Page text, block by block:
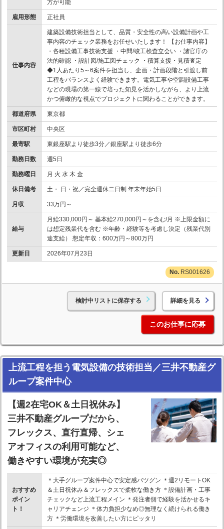
方が可能
雇用形態 正社員
仕事内容
建築設備技術担当として、品質・安全性の高い設備計画や工
事内容のチェック業務をお任せいたします！ 【お仕事内容】
・各種設備工事技術支援 ・中間/竣工検査立会い ・諸官庁の
法的確認 ・設計図/施工図チェック ・積算支援・見積査定
◆1人あたり5～6案件を担当し、企画・計画段階と引渡し前
工程をバランスよく経験できます。電気工事や空調設備工事
などの現場の第一線で培った知見を活かしながら、より上流
かつ俯瞰的な視点でプロジェクトに関わることができます。
都道府県 東京都
市区町村 中央区
最寄駅 東銀座駅より徒歩3分／銀座駅より徒歩6分
勤務日数 週5日
勤務曜日 月 火 水 木 金
休日備考 土・ 日・祝／完全週休二日制 年末年始5日
月収 33万円～
給与
月給330,000円～ 基本給270,000円～を含む/月 ※上限金額に
は想定残業代を含む ※年齢・経験等を考慮し決定（残業代別
途支給） 想定年収：600万円～800万円
更新日 2026年07月23日
RS001626
検討中リストに保存する 詳細を見る
このお仕事に応募
上流工程を担う電気設備の技術担当／三井不動産グ
ループ案件中心
【週2在宅OK＆土日祝休み】
三井不動産グループだから、
フレックス、直行直帰、シェ
アオフィスの利用可能など、
働きやすい環境が充実◎
おすすめ
ポイン
ト！
＊大手グループ案件中心で安定感バツグン ＊週2リモートOK
＆土日祝休み＆フレックスで柔軟な働き方 ＊設備計画・工事
チェックなど上流工程メイン ＊発注者側で経験を活かせるキ
ャリアチェンジ ＊体力負担少なめ◎無理なく続けられる働き
方 ＊労働環境を改善したい方にピッタリ